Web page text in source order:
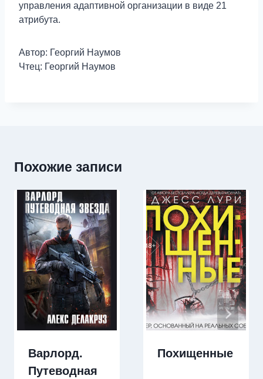
управления адаптивной организации в виде 21
атрибута.
Автор: Георгий Наумов
Чтец: Георгий Наумов
Похожие записи
Варлорд.
Путеводная
Похищенные